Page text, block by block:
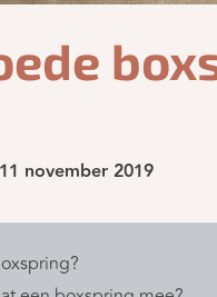
11 november 2019